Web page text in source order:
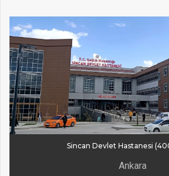
Sincan Devlet Hastanesi
Ankara